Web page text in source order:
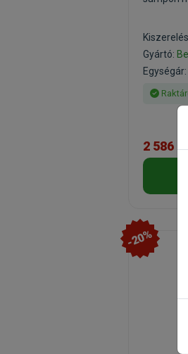
Gyártó:
Egységár:
2 586 Ft
-20%